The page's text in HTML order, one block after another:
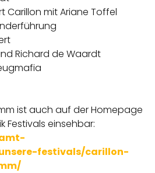
Carillon mit Ariane Toffel
Richard de Waardt
ist auch auf der Homepage
Festivals einsehbar:
festivals/carillon-